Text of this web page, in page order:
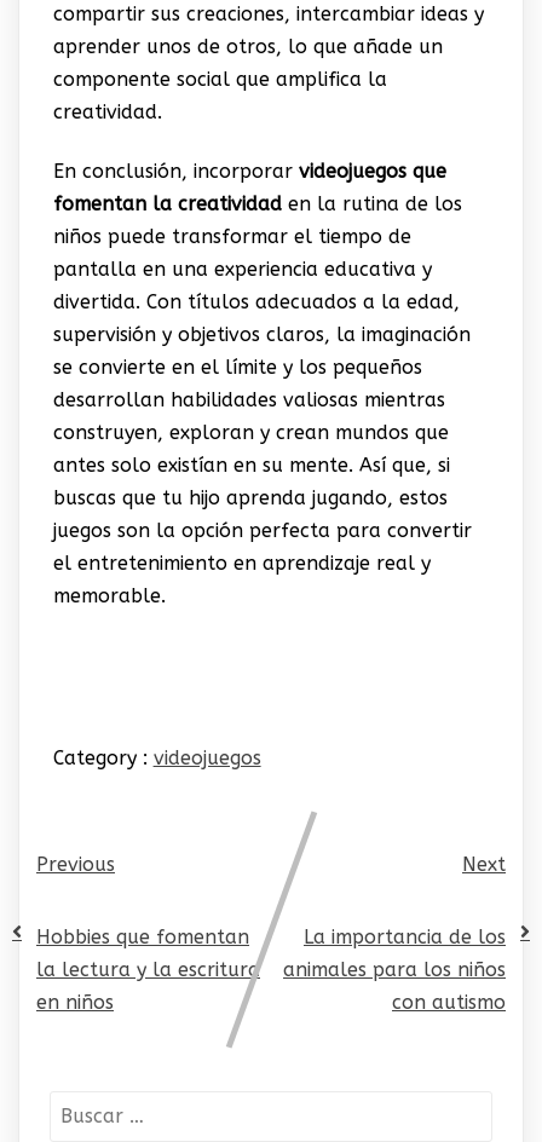
compartir sus creaciones, intercambiar ideas y
aprender unos de otros, lo que añade un
componente social que amplifica la
creatividad.
En conclusión, incorporar videojuegos que
fomentan la creatividaden la rutina de los
niños puede transformar el tiempo de
pantalla en una experiencia educativa y
divertida. Con títulos adecuados a la edad,
supervisión y objetivos claros, la imaginación
se convierte en el límite y los pequeños
desarrollan habilidades valiosas mientras
construyen, exploran y crean mundos que
antes solo existían en su mente. Así que, si
buscas que tu hijo aprenda jugando, estos
juegos son la opción perfecta para convertir
el entretenimiento en aprendizaje real y
memorable.
Category : videojuegos
Previous
Hobbies que fomentan
la lectura y la escritura
en niños
Next
La importancia de los
animales para los niños
con autismo
Buscar: